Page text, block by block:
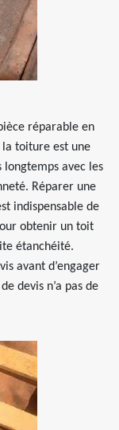
réparable en
toiture est une
avec les
Réparer une
indispensable de
obtenir un toit
étanchéité.
avant d’engager
devis n’a pas de